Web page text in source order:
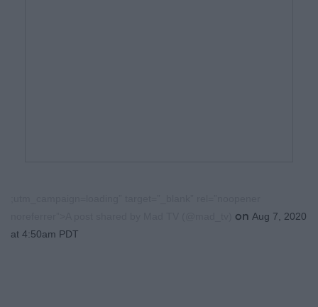
on Aug 7, 2020
at 4:50am PDT